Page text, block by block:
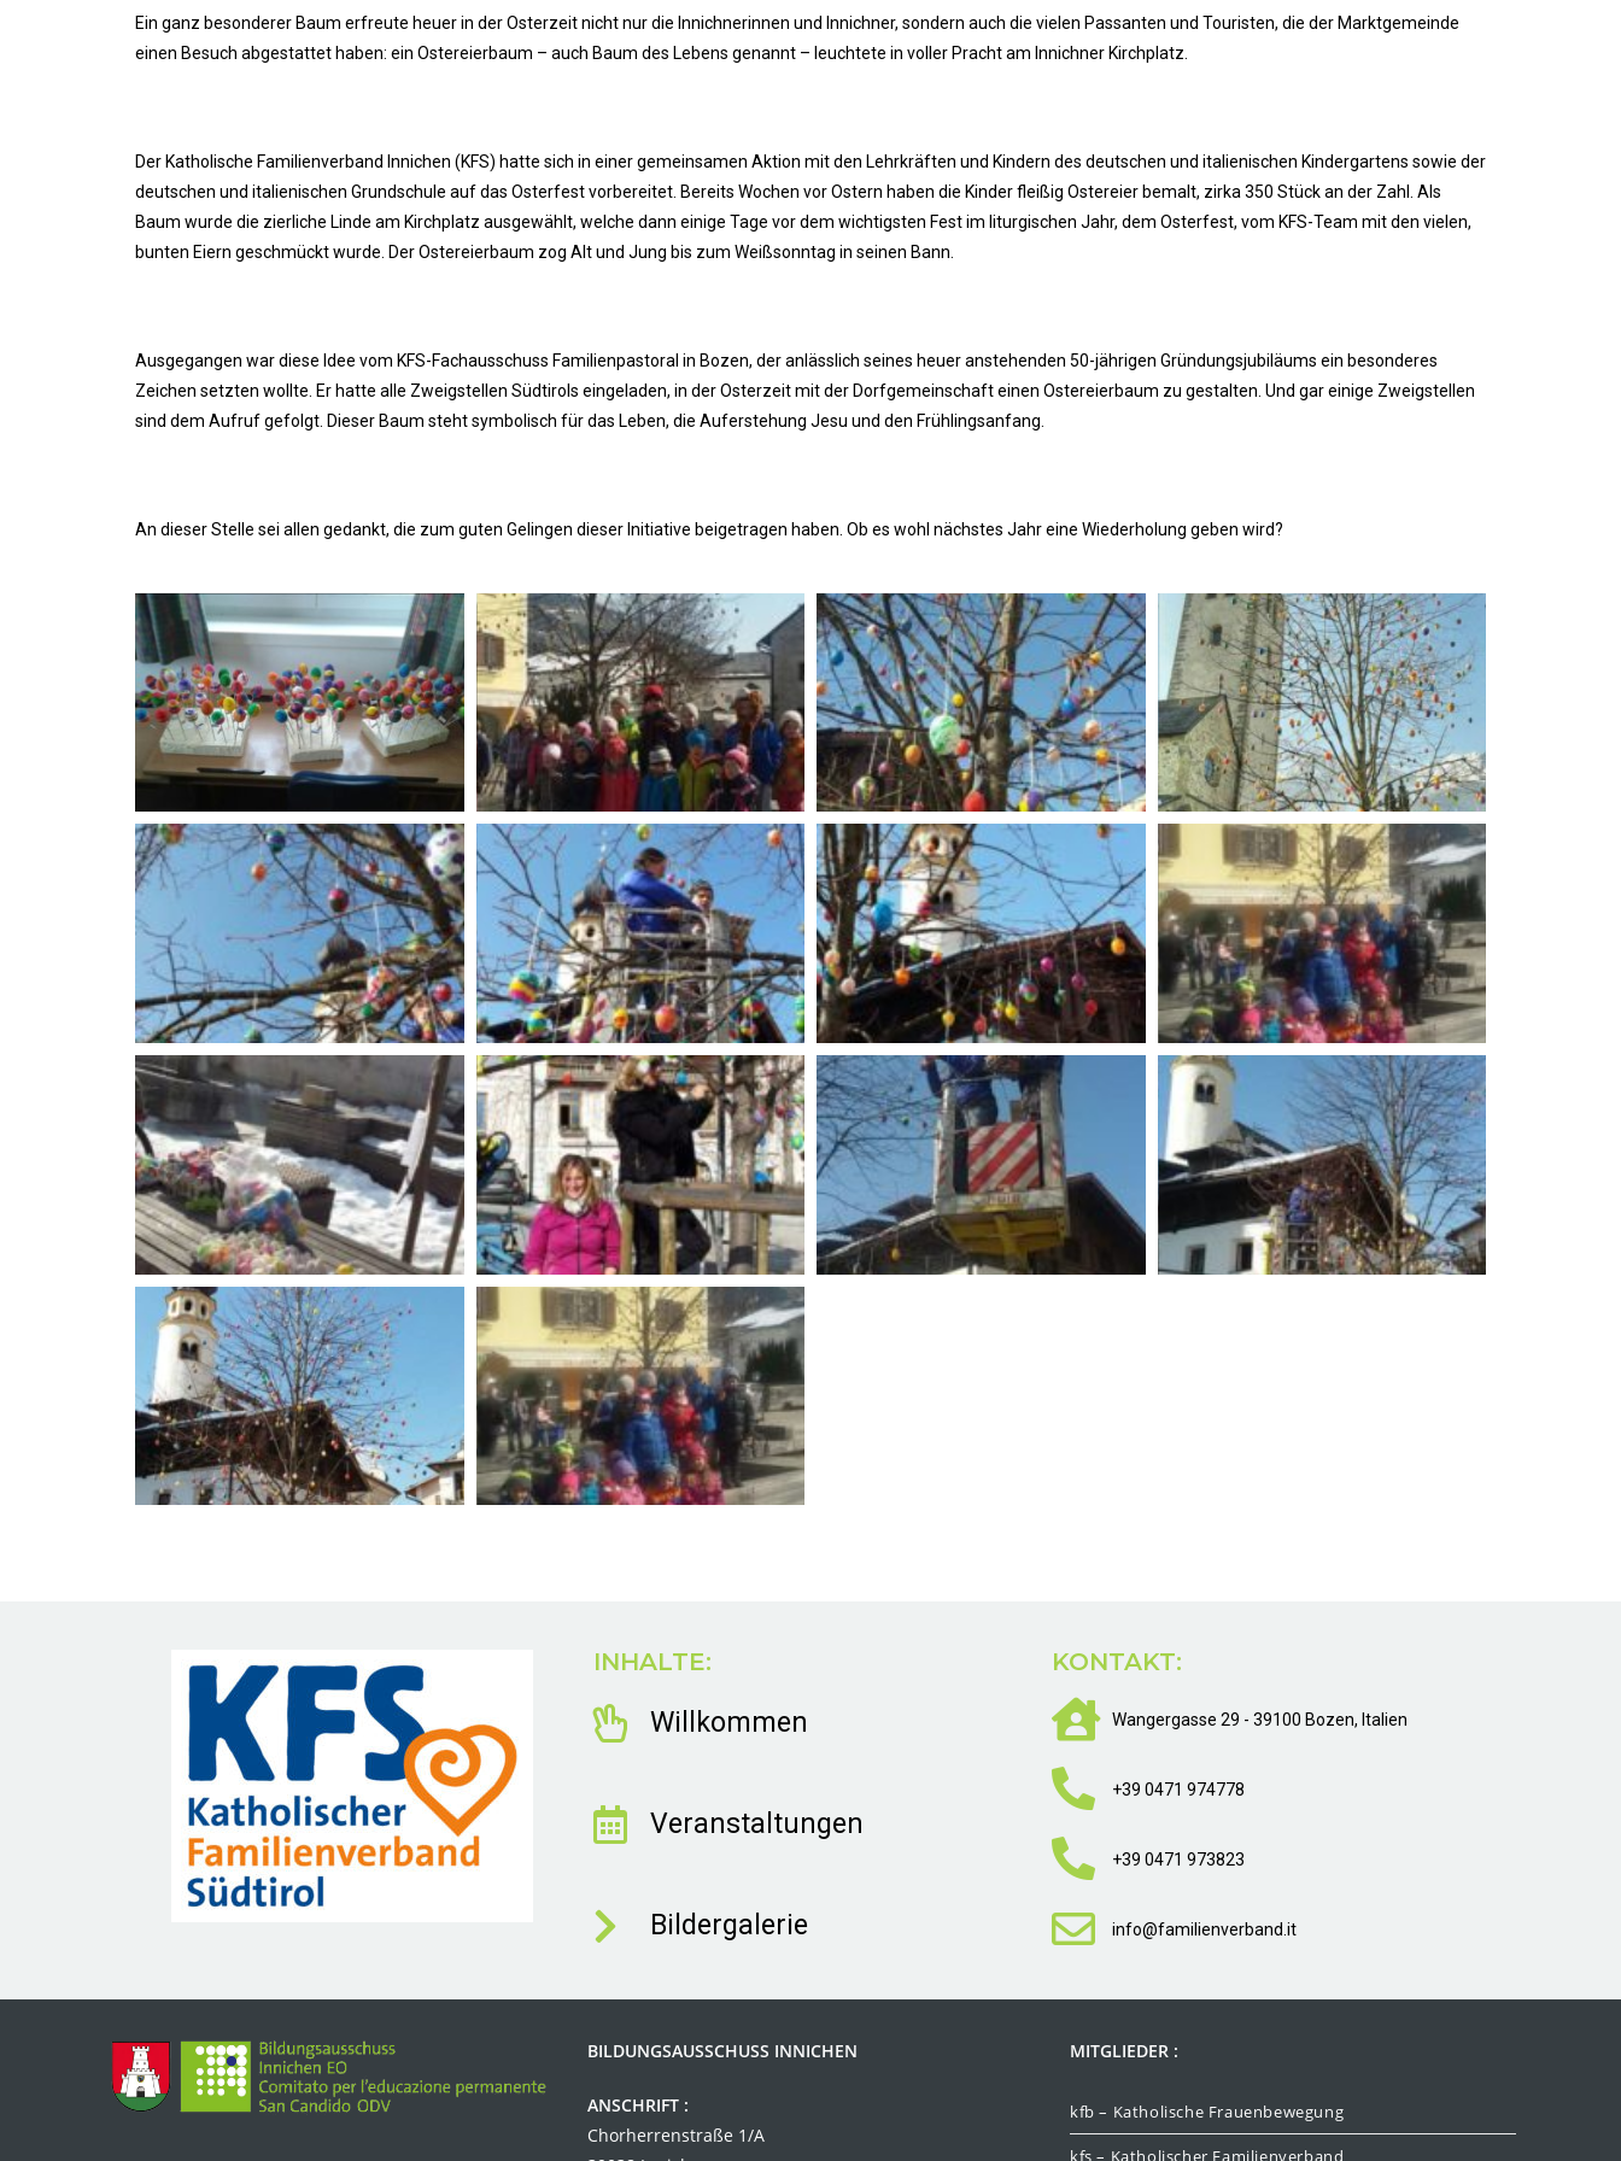
Ein ganz besonderer Baum erfreute heuer in der Osterzeit nicht nur die Innichnerinnen und Innichner, sondern auch die vielen Passanten und Touristen, die der Marktgemeinde
einen Besuch abgestattet haben: ein Ostereierbaum – auch Baum des Lebens genannt – leuchtete in voller Pracht am Innichner Kirchplatz.
Der Katholische Familienverband Innichen (KFS) hatte sich in einer gemeinsamen Aktion mit den Lehrkräften und Kindern des deutschen und italienischen Kindergartens sowie der
deutschen und italienischen Grundschule auf das Osterfest vorbereitet. Bereits Wochen vor Ostern haben die Kinder fleißig Ostereier bemalt, zirka 350 Stück an der Zahl. Als
Baum wurde die zierliche Linde am Kirchplatz ausgewählt, welche dann einige Tage vor dem wichtigsten Fest im liturgischen Jahr, dem Osterfest, vom KFS-Team mit den vielen,
bunten Eiern geschmückt wurde. Der Ostereierbaum zog Alt und Jung bis zum Weißsonntag in seinen Bann.
Ausgegangen war diese Idee vom KFS-Fachausschuss Familienpastoral in Bozen, der anlässlich seines heuer anstehenden 50-jährigen Gründungsjubiläums ein besonderes
Zeichen setzten wollte. Er hatte alle Zweigstellen Südtirols eingeladen, in der Osterzeit mit der Dorfgemeinschaft einen Ostereierbaum zu gestalten. Und gar einige Zweigstellen
sind dem Aufruf gefolgt. Dieser Baum steht symbolisch für das Leben, die Auferstehung Jesu und den Frühlingsanfang.
An dieser Stelle sei allen gedankt, die zum guten Gelingen dieser Initiative beigetragen haben. Ob es wohl nächstes Jahr eine Wiederholung geben wird?
INHALTE:
Willkommen
Veranstaltungen
Bildergalerie
KONTAKT:
Wangergasse 29 - 39100 Bozen, Italien
+39 0471 974778
+39 0471 973823
info@familienverband.it
BILDUNGSAUSSCHUSS INNICHEN
ANSCHRIFT :
Chorherrenstraße 1/A
MITGLIEDER :
kfb – Katholische Frauenbewegung
kfs – Katholischer Familienverband